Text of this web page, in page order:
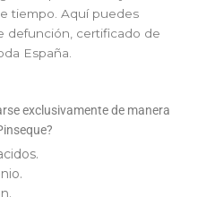
tiempo. Aquí puedes
defunción, certificado de
España.
exclusivamente de manera